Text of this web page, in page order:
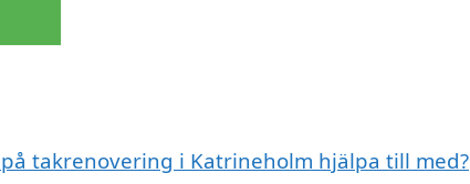
takrenovering i Katrineholm hjälpa till med?